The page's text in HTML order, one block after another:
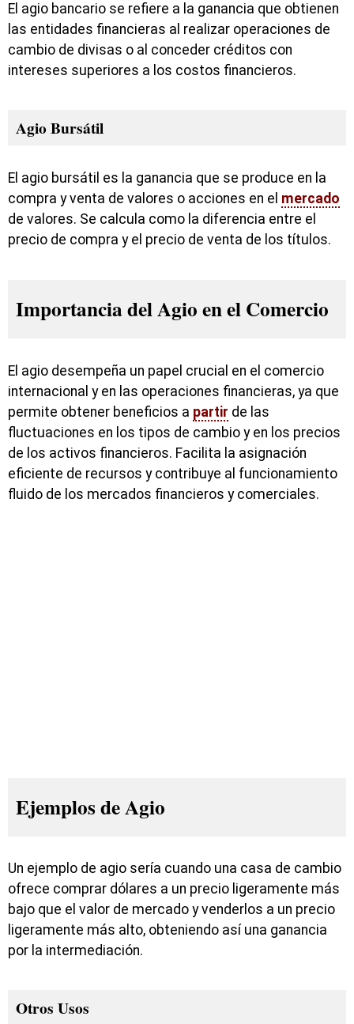
El agio bancario se refiere a la ganancia que obtienen
las entidades financieras al realizar operaciones de
cambio de divisas o al conceder créditos con
intereses superiores a los costos financieros.
Agio Bursátil
El agio bursátil es la ganancia que se produce en la
compra y venta de valores o acciones en el mercado
de valores. Se calcula como la diferencia entre el
precio de compra y el precio de venta de los títulos.
Importancia del Agio en el Comercio
El agio desempeña un papel crucial en el comercio
internacional y en las operaciones financieras, ya que
permite obtener beneficios a partir de las
fluctuaciones en los tipos de cambio y en los precios
de los activos financieros. Facilita la asignación
eficiente de recursos y contribuye al funcionamiento
fluido de los mercados financieros y comerciales.
Ejemplos de Agio
Un ejemplo de agio sería cuando una casa de cambio
ofrece comprar dólares a un precio ligeramente más
bajo que el valor de mercado y venderlos a un precio
ligeramente más alto, obteniendo así una ganancia
por la intermediación.
Otros Usos